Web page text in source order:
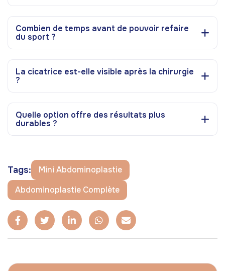
Combien de temps avant de pouvoir refaire
du sport ?
La cicatrice est-elle visible après la chirurgie
?
Quelle option offre des résultats plus
durables ?
Tags:
Mini Abdominoplastie
Abdominoplastie Complète